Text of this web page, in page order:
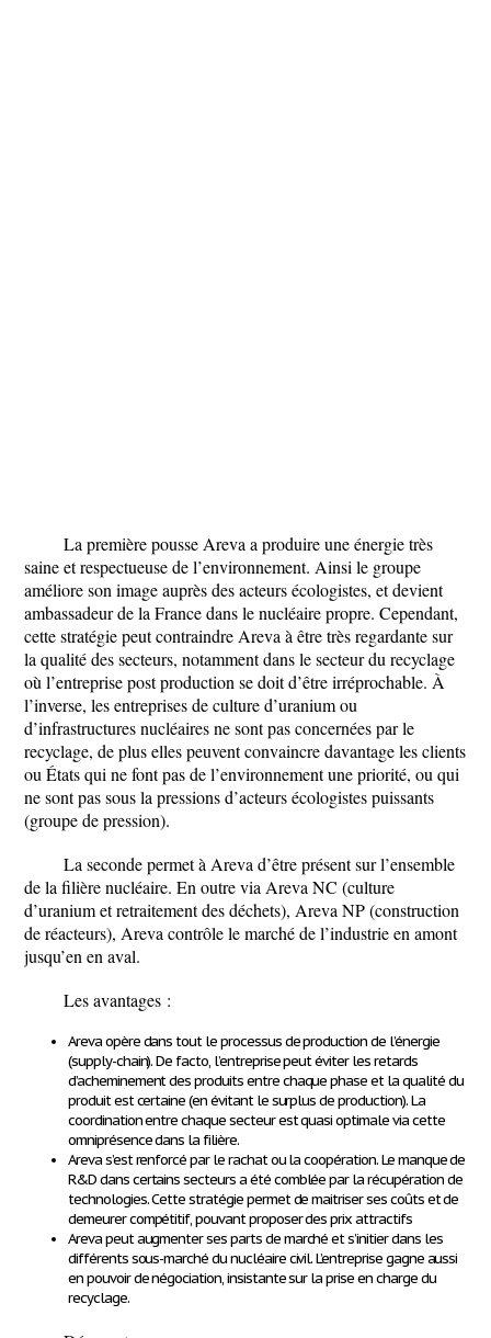
La première pousse Areva a produire une énergie très
saine et respectueuse de l’environnement. Ainsi le groupe
améliore son image auprès des acteurs écologistes, et devient
ambassadeur de la France dans le nucléaire propre. Cependant,
cette stratégie peut contraindre Areva à être très regardante sur
la qualité des secteurs, notamment dans le secteur du recyclage
où l’entreprise post production se doit d’être irréprochable. À
l’inverse, les entreprises de culture d’uranium ou
d’infrastructures nucléaires ne sont pas concernées par le
recyclage, de plus elles peuvent convaincre davantage les clients
ou États qui ne font pas de l’environnement une priorité, ou qui
ne sont pas sous la pressions d’acteurs écologistes puissants
(groupe de pression).
La seconde permet à Areva d’être présent sur l’ensemble
de la filière nucléaire. En outre via Areva NC (culture
d’uranium et retraitement des déchets), Areva NP (construction
de réacteurs), Areva contrôle le marché de l’industrie en amont
jusqu’en en aval.
Les avantages :
Areva opère dans tout le processus de production de l’énergie
(supply-chain). De facto, l’entreprise peut éviter les retards
d’acheminement des produits entre chaque phase et la qualité du
produit est certaine (en évitant le surplus de production). La
coordination entre chaque secteur est quasi optimale via cette
omniprésence dans la filière.
Areva s’est renforcé par le rachat ou la coopération. Le manque de
R&D dans certains secteurs a été comblée par la récupération de
technologies. Cette stratégie permet de maitriser ses coûts et de
demeurer compétitif, pouvant proposer des prix attractifs
Areva peut augmenter ses parts de marché et s’initier dans les
différents sous-marché du nucléaire civil. L’entreprise gagne aussi
en pouvoir de négociation, insistante sur la prise en charge du
recyclage.